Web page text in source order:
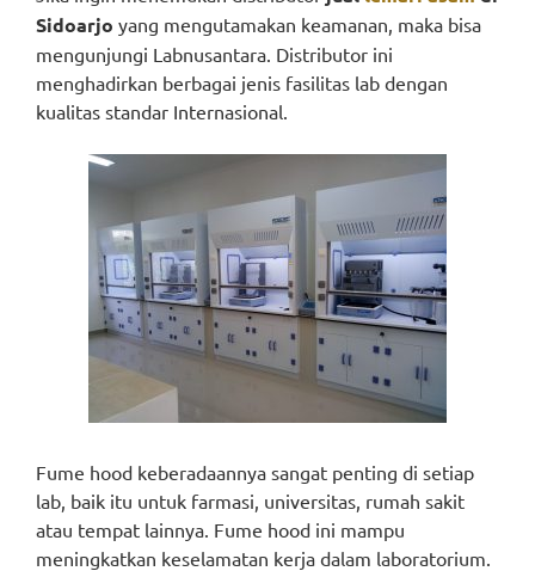
Sidoarjo yang mengutamakan keamanan, maka bisa
mengunjungi Labnusantara. Distributor ini
menghadirkan berbagai jenis fasilitas lab dengan
kualitas standar Internasional.
Fume hood keberadaannya sangat penting di setiap
lab, baik itu untuk farmasi, universitas, rumah sakit
atau tempat lainnya. Fume hood ini mampu
meningkatkan keselamatan kerja dalam laboratorium.